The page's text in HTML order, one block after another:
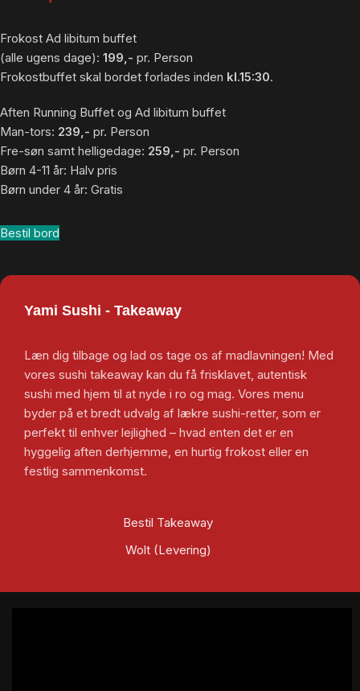
Frokost Ad libitum buffet
(alle ugens dage): 199,- pr. Person
Frokostbuffet skal bordet forlades inden kl.15:30.
Aften Running Buffet og Ad libitum buffet
Man-tors: 239,- pr. Person
Fre-søn samt helligedage: 259,- pr. Person
Børn 4-11 år: Halv pris
Børn under 4 år: Gratis
Bestil bord
Yami Sushi - Takeaway
Læn dig tilbage og lad os tage os af madlavningen! Med
vores sushi takeaway kan du få frisklavet, autentisk
sushi med hjem til at nyde i ro og mag. Vores menu
byder på et bredt udvalg af lækre sushi-retter, som er
perfekt til enhver lejlighed – hvad enten det er en
hyggelig aften derhjemme, en hurtig frokost eller en
festlig sammenkomst.
Bestil Takeaway
Wolt (Levering)